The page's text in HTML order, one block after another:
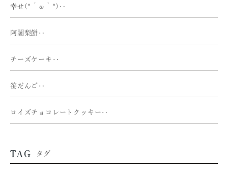
幸せ(*´ω｀*)‥
阿闍梨餅‥
チーズケーキ‥
笹だんご‥
ロイズチョコレートクッキー‥
TAG タグ